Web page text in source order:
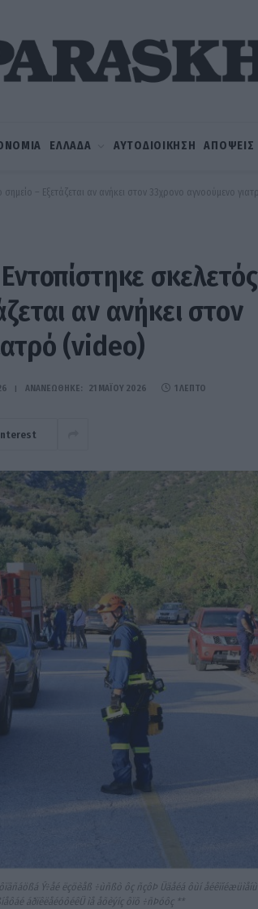
ΕΛΛΑΔΑ ΑΥΤΟΔΙΟΙΚΗΣΗ ΑΠΟΨΕΙΣ
– Εξετάζεται αν ανήκει στον 33χρονο αγνοούμενο
αν ανήκει στον
(video)
ΑΝΑΝΕΏΘΗΚΕ: 21 ΜΑΪ́ΟΥ 2026 1 ΛΕΠΤΌ
Ý÷åé ëçöèåß ÷ùñßò ôç ñçôÞ Üäåéá ôùí
áðïêëåéóôéêÜ ìå åõèýíç ôïõ ÷ñÞóôç **